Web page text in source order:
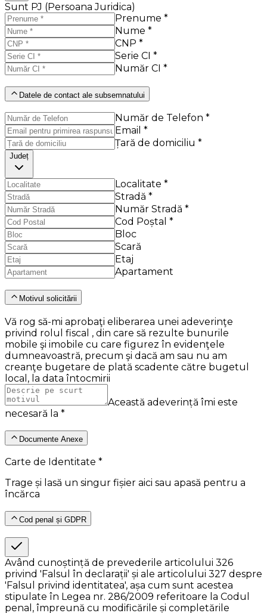
Sunt PJ (Persoana Juridica)
Prenume *
Nume *
CNP *
Serie CI *
Număr CI *
Datele de contact ale subsemnatului
Număr de Telefon *
Email *
Țară de domiciliu *
Județ
Localitate *
Stradă *
Număr Stradă *
Cod Poștal *
Bloc
Scară
Etaj
Apartament
Motivul solicitării
Vă rog să-mi aprobaţi eliberarea unei adeverinţe
privind rolul fiscal , din care să rezulte bunurile
mobile şi imobile cu care figurez în evidenţele
dumneavoastră, precum şi dacă am sau nu am
creanţe bugetare de plată scadente către bugetul
local, la data întocmirii
Această adeverință îmi este
necesară la *
Documente Anexe
Carte de Identitate *
Trage și lasă un singur fișier aici sau apasă pentru a
încărca
Cod penal și GDPR
Având cunoștință de prevederile articolului 326
privind 'Falsul în declarații' și ale articolului 327 despre
'Falsul privind identitatea', așa cum sunt acestea
stipulate în Legea nr. 286/2009 referitoare la Codul
penal, împreună cu modificările și completările